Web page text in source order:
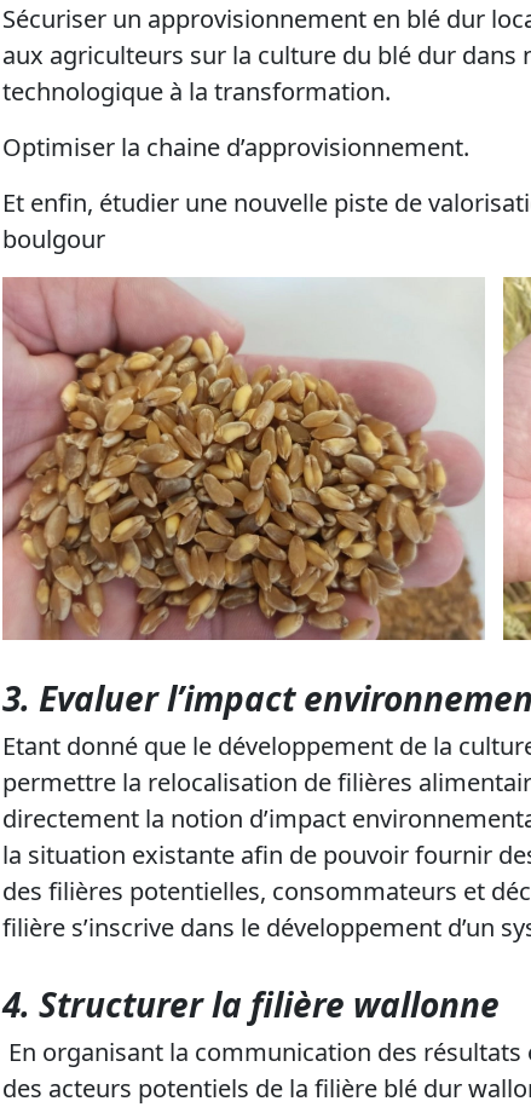
Sécuriser un approvisionnement en blé dur
aux agriculteurs sur la culture du blé dur
technologique à la transformation.
Optimiser la chaine d’approvisionnement.
Et enfin, étudier une nouvelle piste de
boulgour
3. Evaluer l’impact
Etant donné que le développement de la
permettre la relocalisation de filières
directement la notion d’impact
la situation existante afin de pouvoir fournir
des filières potentielles, consommateurs et
filière s’inscrive dans le développement d’un
4. Structurer la filière wallonne
En organisant la communication des
des acteurs potentiels de la filière blé dur